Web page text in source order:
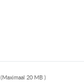
(Maximaal 20 MB )